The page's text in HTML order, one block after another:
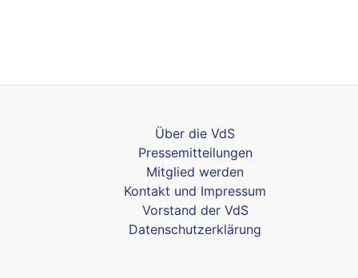
Über die VdS
Pressemitteilungen
Mitglied werden
Kontakt und Impressum
Vorstand der VdS
Datenschutzerklärung